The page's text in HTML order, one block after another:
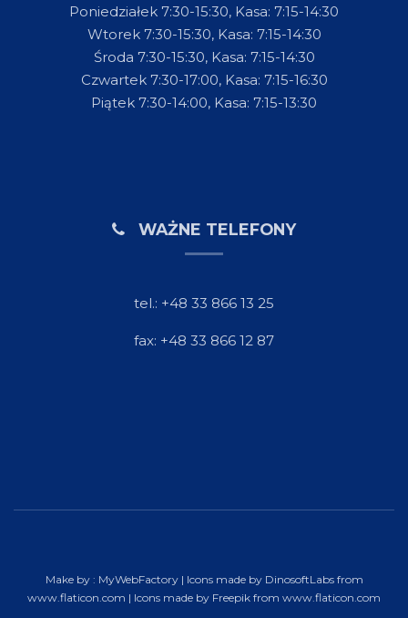
Poniedziałek 7:30-15:30, Kasa: 7:15-14:30
Wtorek 7:30-15:30, Kasa: 7:15-14:30
Środa 7:30-15:30, Kasa: 7:15-14:30
Czwartek 7:30-17:00, Kasa: 7:15-16:30
Piątek 7:30-14:00, Kasa: 7:15-13:30
WAŻNE TELEFONY
tel.: +48 33 866 13 25
fax: +48 33 866 12 87
Make by : MyWebFactory | Icons made by DinosoftLabsfrom
www.flaticon.com | Icons made by Freepik from www.flaticon.com